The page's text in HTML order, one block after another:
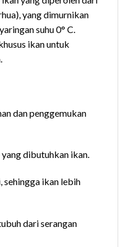
yang dimurnikan
suhu 0° C.
ikan untuk
dan penggemukan
dibutuhkan ikan.
sehingga ikan lebih
dari serangan